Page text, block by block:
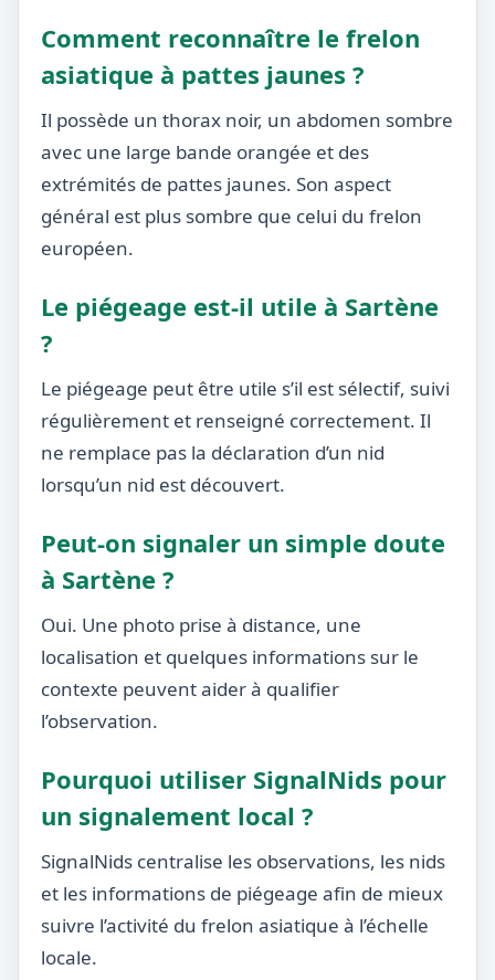
Comment reconnaître le frelon
asiatique à pattes jaunes ?
Il possède un thorax noir, un abdomen sombre
avec une large bande orangée et des
extrémités de pattes jaunes. Son aspect
général est plus sombre que celui du frelon
européen.
Le piégeage est-il utile à Sartène
?
Le piégeage peut être utile s’il est sélectif, suivi
régulièrement et renseigné correctement. Il
ne remplace pas la déclaration d’un nid
lorsqu’un nid est découvert.
Peut-on signaler un simple doute
à Sartène ?
Oui. Une photo prise à distance, une
localisation et quelques informations sur le
contexte peuvent aider à qualifier
l’observation.
Pourquoi utiliser SignalNids pour
un signalement local ?
SignalNids centralise les observations, les nids
et les informations de piégeage afin de mieux
suivre l’activité du frelon asiatique à l’échelle
locale.